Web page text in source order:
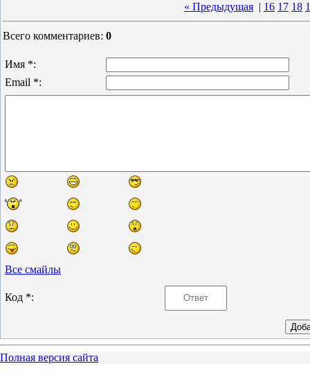
« Предыдущая | 16 17 18
Всего комментариев: 0
Имя *:
Email *:
Все смайлы
Код *:
Полная версия сайта